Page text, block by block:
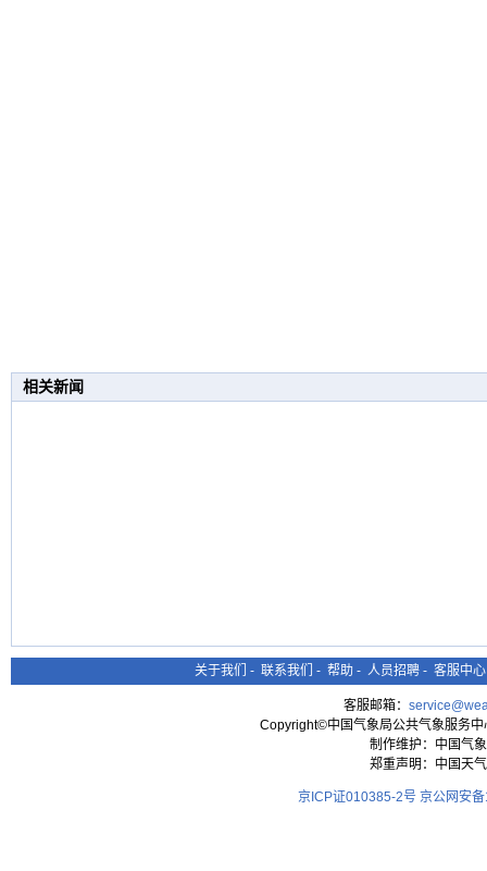
相关新闻
关于我们 - 联系我们 - 帮助 - 人员招聘 - 客服中心
客服邮箱：
Copyright©中国气象局公共气象服务
制作维护：中国气
郑重声明：中国天
京ICP证010385-2号 京公网安